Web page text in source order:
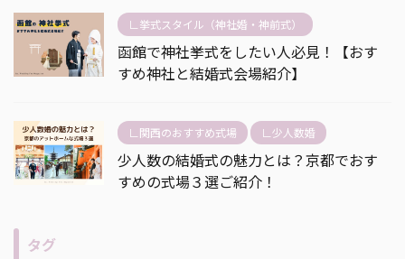
∟挙式スタイル（神社婚・神前式）
函館で神社挙式をしたい人必見！【おす
すめ神社と結婚式会場紹介】
∟関西のおすすめ式場 ∟少人数婚
少人数の結婚式の魅力とは？京都でおす
すめの式場３選ご紹介！
タグ